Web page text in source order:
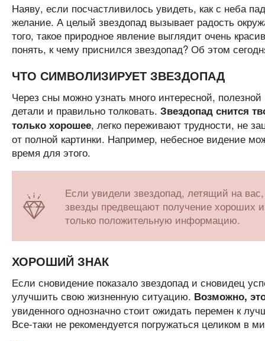
Наяву, если посчастливилось увидеть, как с неба
желание. А целый звездопад вызывает радость
того, такое природное явление выглядит очень
понять, к чему приснился звездопад? Об этом
ЧТО СИМВОЛИЗИРУЕТ ЗВЕЗДОПАД
Через сны можно узнать много интересной,
детали и правильно толковать. Звездопад снится
только хорошее, легко переживают трудности, не
от полной картинки. Например, небесное видение
время для этого.
Если увидели звездопад, летящий на
звезды предвещают получение хороших
только положительную информацию.
ХОРОШИЙ ЗНАК
Если сновидение показало звездопад и сновидец
улучшить свою жизненную ситуацию. Возможно,
увиденного однозначно стоит ожидать перемен к
Все-таки не рекомендуется погружаться целиком в